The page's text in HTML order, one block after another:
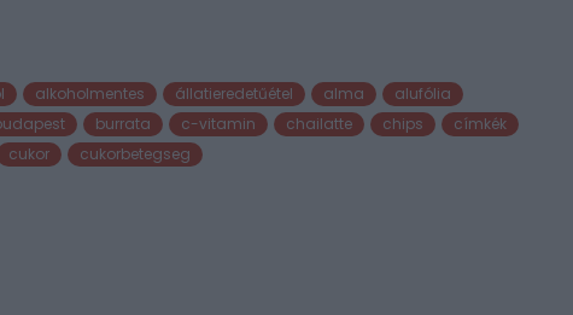
alkoholmentes állatieredetűétel alma
alufólia
burrata c-vitamin chailatte chips
címkék
cukor cukorbetegseg